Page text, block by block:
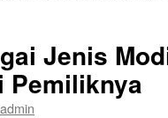
Jenis
Pemiliknya
admin